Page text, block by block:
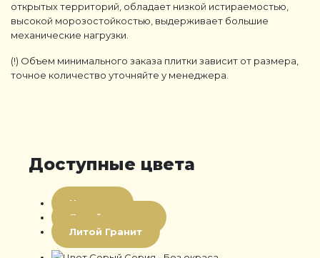
открытых территорий, обладает низкой истираемостью,
высокой морозостойкостью, выдерживает большие
механические нагрузки.
(!) Объем минимального заказа плитки зависит от размера,
точное количество уточняйте у менеджера.
Доступные цвета
Цветная
Литой мрамор
Литой Гранит